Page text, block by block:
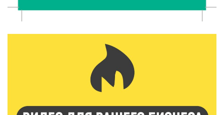
От детских площадок до спортивных арен: в
Калининском округе подвели итоги программы
поддержки местных инициатив
306
центром всероссийского велоспорта